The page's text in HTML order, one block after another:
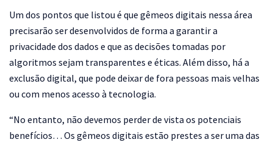
Um dos pontos que listou é que gêmeos digitais nessa área
precisarão ser desenvolvidos de forma a garantir a
privacidade dos dados e que as decisões tomadas por
algoritmos sejam transparentes e éticas. Além disso, há a
exclusão digital, que pode deixar de fora pessoas mais velhas
ou com menos acesso à tecnologia.
“No entanto, não devemos perder de vista os potenciais
benefícios… Os gêmeos digitais estão prestes a ser uma das